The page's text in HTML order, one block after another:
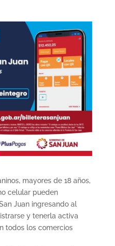
mayores de 18 años,
celular pueden
Juan ingresando al
y tenerla activa
todos los comercios